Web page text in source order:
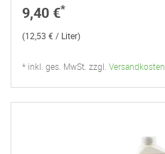
9,40 €*
(12,53 € / Liter)
* inkl. ges. MwSt. zzgl. Versandkosten